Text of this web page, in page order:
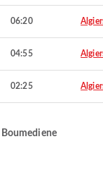
06:20
04:55
02:25